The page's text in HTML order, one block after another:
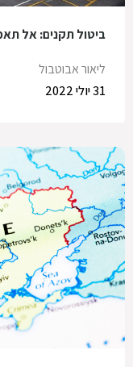
ביטול תקנים: אל
ליאור אבוטבול
31 יולי 2022